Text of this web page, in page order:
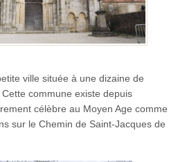
ville située à une dizaine de
commune existe depuis
célèbre au Moyen Age comme
sur le Chemin de Saint-Jacques de